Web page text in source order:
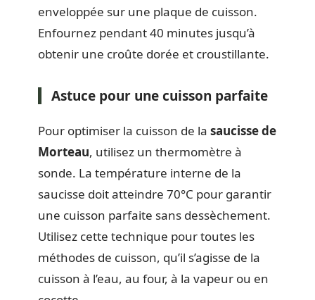
enveloppée sur une plaque de cuisson.
Enfournez pendant 40 minutes jusqu’à
obtenir une croûte dorée et croustillante.
Astuce pour une cuisson parfaite
Pour optimiser la cuisson de la saucisse de
Morteau, utilisez un thermomètre à
sonde. La température interne de la
saucisse doit atteindre 70°C pour garantir
une cuisson parfaite sans dessèchement.
Utilisez cette technique pour toutes les
méthodes de cuisson, qu’il s’agisse de la
cuisson à l’eau, au four, à la vapeur ou en